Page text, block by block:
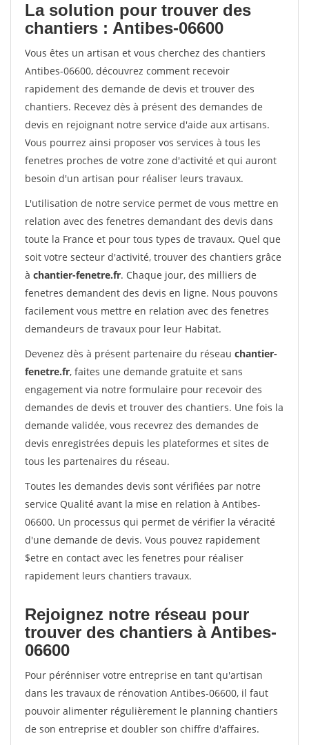
La solution pour trouver des
chantiers : Antibes-06600
Vous êtes un artisan et vous cherchez des chantiers
Antibes-06600, découvrez comment recevoir
rapidement des demande de devis et trouver des
chantiers. Recevez dès à présent des demandes de
devis en rejoignant notre service d'aide aux artisans.
Vous pourrez ainsi proposer vos services à tous les
fenetres proches de votre zone d'activité et qui auront
besoin d'un artisan pour réaliser leurs travaux.
L'utilisation de notre service permet de vous mettre en
relation avec des fenetres demandant des devis dans
toute la France et pour tous types de travaux. Quel que
soit votre secteur d'activité, trouver des chantiers grâce
à chantier-fenetre.fr. Chaque jour, des milliers de
fenetres demandent des devis en ligne. Nous pouvons
facilement vous mettre en relation avec des fenetres
demandeurs de travaux pour leur Habitat.
Devenez dès à présent partenaire du réseau chantier-
fenetre.fr, faites une demande gratuite et sans
engagement via notre formulaire pour recevoir des
demandes de devis et trouver des chantiers. Une fois la
demande validée, vous recevrez des demandes de
devis enregistrées depuis les plateformes et sites de
tous les partenaires du réseau.
Toutes les demandes devis sont vérifiées par notre
service Qualité avant la mise en relation à Antibes-
06600. Un processus qui permet de vérifier la véracité
d'une demande de devis. Vous pouvez rapidement
$etre en contact avec les fenetres pour réaliser
rapidement leurs chantiers travaux.
Rejoignez notre réseau pour
trouver des chantiers à Antibes-
06600
Pour pérénniser votre entreprise en tant qu'artisan
dans les travaux de rénovation Antibes-06600, il faut
pouvoir alimenter régulièrement le planning chantiers
de son entreprise et doubler son chiffre d'affaires.